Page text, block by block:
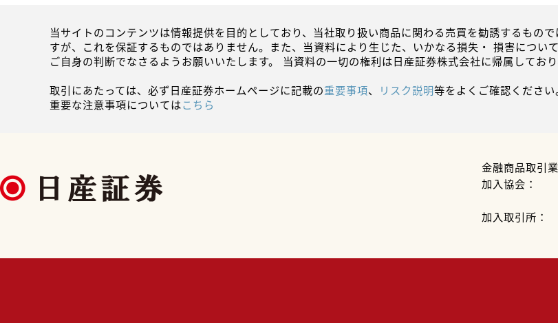
当サイトのコンテンツは情報提供を目的としており、当社取り扱い商品に関わる売買を勧誘するもの
すが、これを保証するものではありません。また、当資料により生じた、いかなる損失・ 損害につい
ご自身の判断でなさるようお願いいたします。 当資料の一切の権利は日産証券株式会社に帰属してお
取引にあたっては、必ず日産証券ホームページに記載の重要事項、 リスク説明等をよくご確認ください
重要な注意事項についてはこちら
金融商品取引
加入協会：
加入取引所：